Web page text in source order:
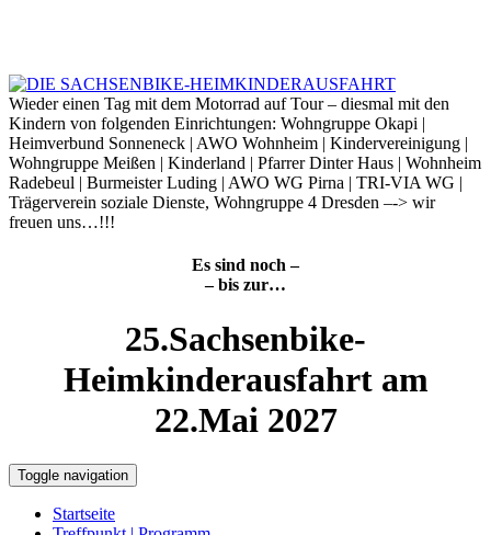
Wieder einen Tag mit dem Motorrad auf Tour – diesmal mit den
Kindern von folgenden Einrichtungen: Wohngruppe Okapi |
Heimverbund Sonneneck | AWO Wohnheim | Kindervereinigung |
Wohngruppe Meißen | Kinderland | Pfarrer Dinter Haus | Wohnheim
Radebeul | Burmeister Luding | AWO WG Pirna | TRI-VIA WG |
Trägerverein soziale Dienste, Wohngruppe 4 Dresden –-> wir
freuen uns…!!!
Es sind noch –
– bis zur…
25.Sachsenbike-
Heimkinderausfahrt am
22.Mai 2027
Toggle navigation
Startseite